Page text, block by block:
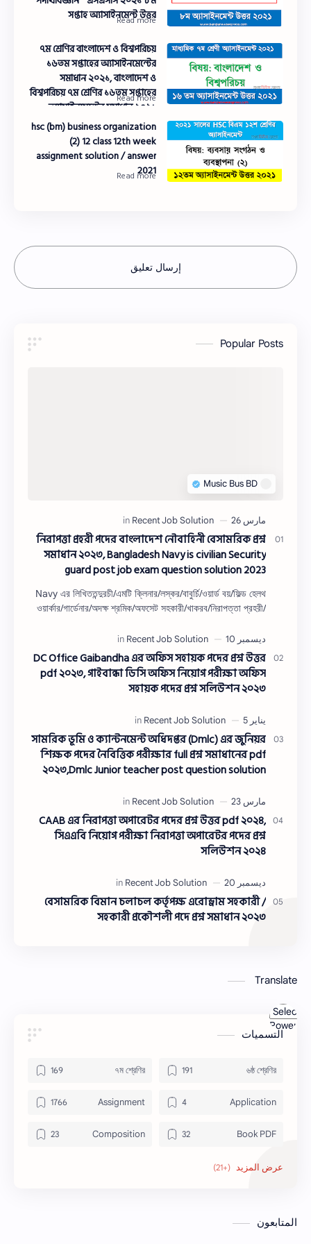
সপ্তাহ অ্যাসাইনমেন্ট উত্তর
৭ম শ্রেণির বাংলাদেশ ও বিশ্বপরিচয়
১৬তম সপ্তাহের অ্যাসাইনমেন্টের
সমাধান ২০২১, বাংলাদেশ ও
বিশ্বপরিচয় ৭ম শ্রেণির ১৬তম সপ্তাহের
অ্যাসাইনমেন্টের সমাধান ২০২১
hsc (bm) business organization
(2) 12 class 12th week
assignment solution / answer
2021
إرسال تعليق
Popular Posts
নিরাপত্তা প্রহরী পদের বাংলাদেশ নৌবাহিনী বেসামরিক প্রশ্ন
সমাধান ২০২৩, Bangladesh Navy is civilian Security
guard post job exam question solution 2023
Navy এর লিখিততন্দুরচী/এমটি ক্লিনার/লস্কর/বাবুর্চি/ওয়ার্ড বয়/ফিল্ড হেলথ
ওয়ার্কার/গার্ডেনার/অদক্ষ শ্রমিক/অফসেট সহকারী/খাকরব/নিরাপত্তা প্রহরী/
DC Office Gaibandha এর অফিস সহায়ক পদের প্রশ্ন উত্তর
pdf ২০২৩, গাইবান্ধা ডিসি অফিস নিয়োগ পরীক্ষা অফিস
সহায়ক পদের প্রশ্ন সলিউশন ২০২৩
সামরিক ভূমি ও ক্যান্টনমেন্ট অধিদপ্তর (Dmlc) এর জুনিয়র
শিক্ষক পদের নৈবিত্তিক পরীক্ষার full প্রশ্ন সমাধানের pdf
২০২৩,Dmlc Junior teacher post question solution
সমাধান ২০২৩
CAAB এর নিরাপত্তা অপারেটর পদের প্রশ্ন উত্তর pdf ২০২৪,
সিএএবি নিয়োগ পরীক্ষা নিরাপত্তা অপারেটর পদের প্রশ্ন
সলিউশন ২০২৪
বেসামরিক বিমান চলাচল কর্তৃপক্ষ এরোড্রাম সহকারী /
সহকারী প্রকৌশলী পদে প্রশ্ন সমাধান ২০২৩
Translate
Powered
by
التسميات
৬ষ্ঠ শ্রেণির
৭ম শ্রেণির
Application
Assignment
Book PDF
Composition
Honors
Model Test
المتابعون